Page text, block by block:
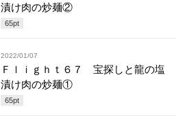
漬け肉の炒麺②
65pt
2022/01/07
Ｆｌｉｇｈｔ６７ 宝探しと龍の塩
漬け肉の炒麺①
65pt